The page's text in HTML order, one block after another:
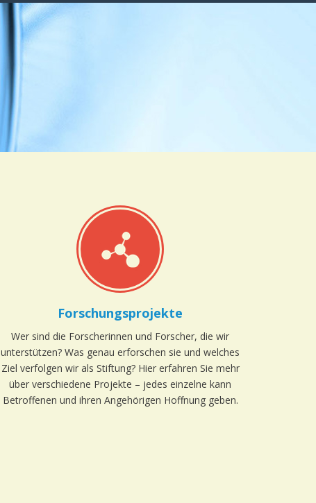
Forschungsprojekte
Wer sind die Forscherinnen und Forscher, die wir
unterstützen? Was genau erforschen sie und welches
Ziel verfolgen wir als Stiftung? Hier erfahren Sie mehr
über verschiedene Projekte – jedes einzelne kann
Betroffenen und ihren Angehörigen Hoffnung geben.